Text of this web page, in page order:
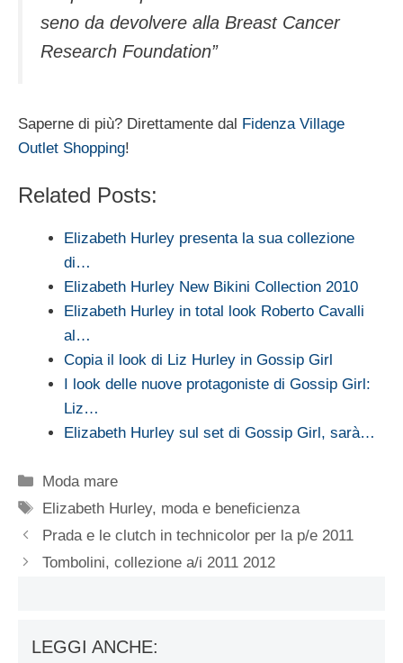
seno da devolvere alla Breast Cancer
Research Foundation”
Saperne di più? Direttamente dal Fidenza Village
Outlet Shopping!
Related Posts:
Elizabeth Hurley presenta la sua collezione
di…
Elizabeth Hurley New Bikini Collection 2010
Elizabeth Hurley in total look Roberto Cavalli
al…
Copia il look di Liz Hurley in Gossip Girl
I look delle nuove protagoniste di Gossip Girl:
Liz…
Elizabeth Hurley sul set di Gossip Girl, sarà…
Categorie
Moda mare
Tag
Elizabeth Hurley, moda e beneficienza
Prada e le clutch in technicolor per la p/e 2011
Tombolini, collezione a/i 2011 2012
LEGGI ANCHE: